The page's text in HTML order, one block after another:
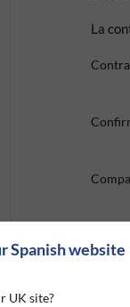
Spanish website
UK site?
La
we'll
like
that